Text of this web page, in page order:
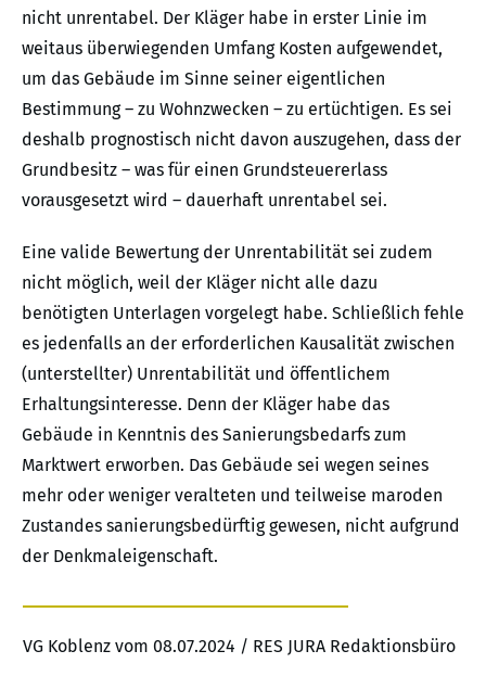
nicht unrentabel. Der Kläger habe in erster Linie im
weitaus überwiegenden Umfang Kosten aufgewendet,
um das Gebäude im Sinne seiner eigentlichen
Bestimmung – zu Wohnzwecken – zu ertüchtigen. Es sei
deshalb prognostisch nicht davon auszugehen, dass der
Grundbesitz – was für einen Grundsteuererlass
vorausgesetzt wird – dauerhaft unrentabel sei.
Eine valide Bewertung der Unrentabilität sei zudem
nicht möglich, weil der Kläger nicht alle dazu
benötigten Unterlagen vorgelegt habe. Schließlich fehle
es jedenfalls an der erforderlichen Kausalität zwischen
(unterstellter) Unrentabilität und öffentlichem
Erhaltungsinteresse. Denn der Kläger habe das
Gebäude in Kenntnis des Sanierungsbedarfs zum
Marktwert erworben. Das Gebäude sei wegen seines
mehr oder weniger veralteten und teilweise maroden
Zustandes sanierungsbedürftig gewesen, nicht aufgrund
der Denkmaleigenschaft.
VG Koblenz vom 08.07.2024 / RES JURA Redaktionsbüro